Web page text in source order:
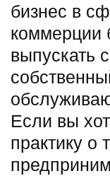
бизнес в
коммерции
выпускать
Если вы
практику о